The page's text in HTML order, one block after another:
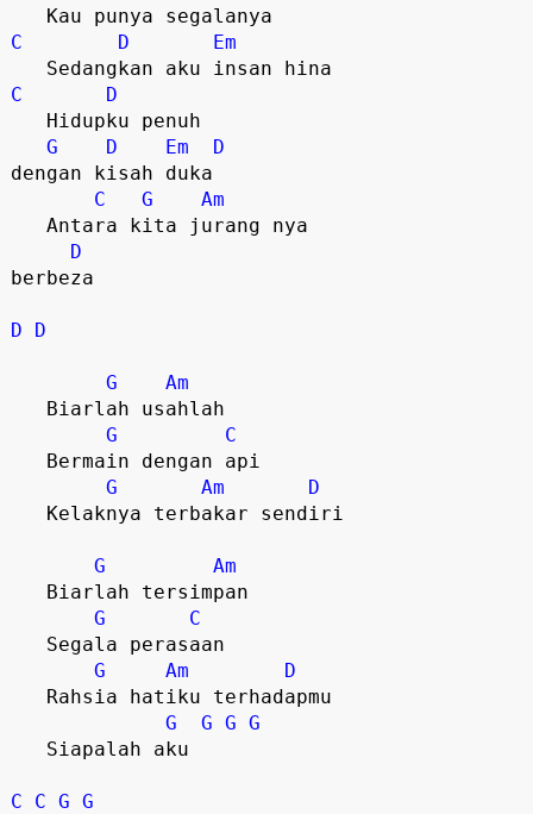
C
D
Em
C
D
G
D Em
D
dengan kisah duka
C
G
Am
D
berbeza
D D
G
Am
G
C
G
Am
D
G
Am
G
C
G
Am
D
G
G G G
C C G G